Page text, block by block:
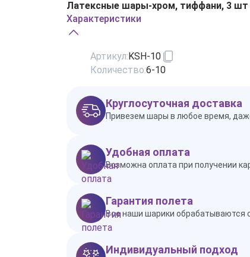
Латексные шары-хром, тиффани, 3 шт
Характеристики
Артикул:KSH-10
Количество:6-10
Круглосуточная доставка
Привезем шары в любое время,
Удобная оплата
Возможна оплата при получении
Гарантия полета
Все наши шарики обрабатываются
Индивидуальный подход